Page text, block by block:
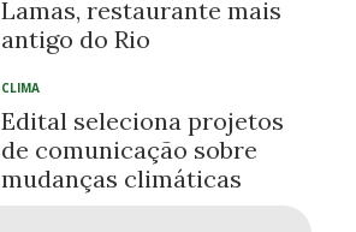
Lamas, restaurante mais
antigo do Rio
CLIMA
Edital seleciona projetos
de comunicação sobre
mudanças climáticas